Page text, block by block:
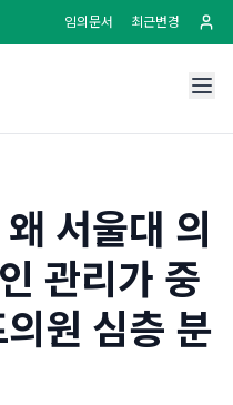
임의문서 최근변경
서울대 의
관리가 중
원 심층 분